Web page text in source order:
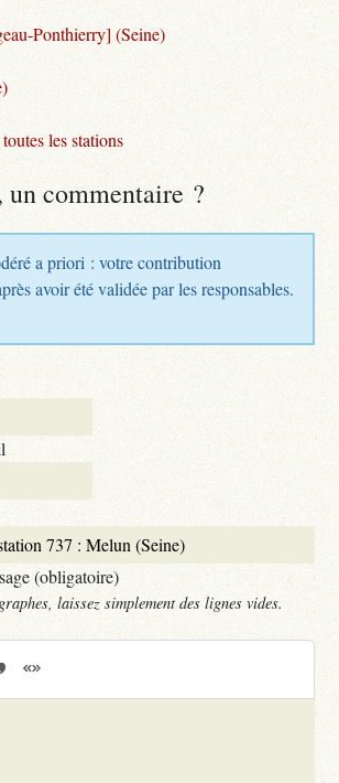
Ponthierry] (Seine)
les stations
un commentaire ?
a priori : votre contribution
avoir été validée par les responsables.
(obligatoire)
laissez simplement des lignes vides.